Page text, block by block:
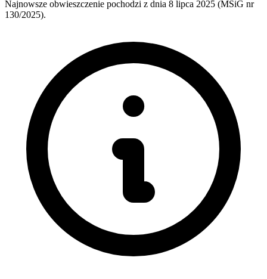
Najnowsze obwieszczenie pochodzi z dnia 8 lipca 2025 (MSiG nr
130/2025).